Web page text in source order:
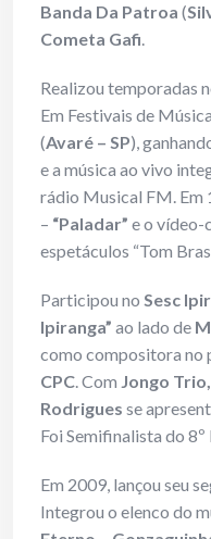
Banda Da Patroa (
Cometa Gafi.
Realizou temporadas
Em Festivais de
(Avaré – SP),
e a música ao vivo
rádio Musical FM. Em
– “Paladar” e o vídeo-
espetáculos “Tom
Participou no Sesc
Ipiranga” ao lado de
como compositora no
CPC. Com Jongo
Rodrigues se
Foi Semifinalista do
Em 2009, lançou seu
Integrou o elenco do